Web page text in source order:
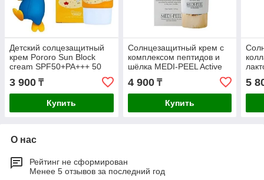
Детский солцезащитный
крем Pororo Sun Block
cream SPF50+PA+++ 50
3 900 ₸
Купить
Солнцезащитный крем с
комплексом пептидов и
шёлка MEDI-PEEL Active
SPF50+PA+++
4 900₸
Купить
5
О нас
Рейтинг не сформирован
Менее 5 отзывов за последний год